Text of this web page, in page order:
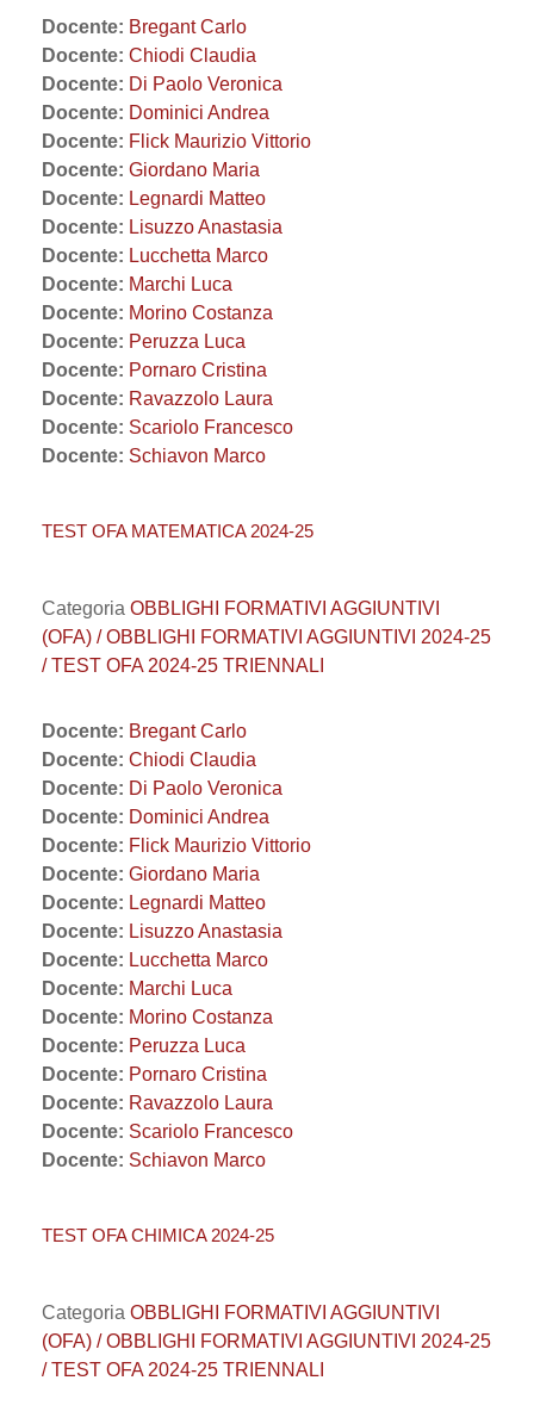
Docente: Bregant Carlo
Docente: Chiodi Claudia
Docente: Di Paolo Veronica
Docente: Dominici Andrea
Docente: Flick Maurizio Vittorio
Docente: Giordano Maria
Docente: Legnardi Matteo
Docente: Lisuzzo Anastasia
Docente: Lucchetta Marco
Docente: Marchi Luca
Docente: Morino Costanza
Docente: Peruzza Luca
Docente: Pornaro Cristina
Docente: Ravazzolo Laura
Docente: Scariolo Francesco
Docente: Schiavon Marco
TEST OFA MATEMATICA 2024-25
Categoria OBBLIGHI FORMATIVI AGGIUNTIVI
(OFA) / OBBLIGHI FORMATIVI AGGIUNTIVI 2024-25
/ TEST OFA 2024-25 TRIENNALI
Docente: Bregant Carlo
Docente: Chiodi Claudia
Docente: Di Paolo Veronica
Docente: Dominici Andrea
Docente: Flick Maurizio Vittorio
Docente: Giordano Maria
Docente: Legnardi Matteo
Docente: Lisuzzo Anastasia
Docente: Lucchetta Marco
Docente: Marchi Luca
Docente: Morino Costanza
Docente: Peruzza Luca
Docente: Pornaro Cristina
Docente: Ravazzolo Laura
Docente: Scariolo Francesco
Docente: Schiavon Marco
TEST OFA CHIMICA 2024-25
Categoria OBBLIGHI FORMATIVI AGGIUNTIVI
(OFA) / OBBLIGHI FORMATIVI AGGIUNTIVI 2024-25
/ TEST OFA 2024-25 TRIENNALI